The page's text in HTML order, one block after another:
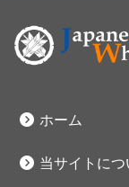
ホーム
当サイトにつ